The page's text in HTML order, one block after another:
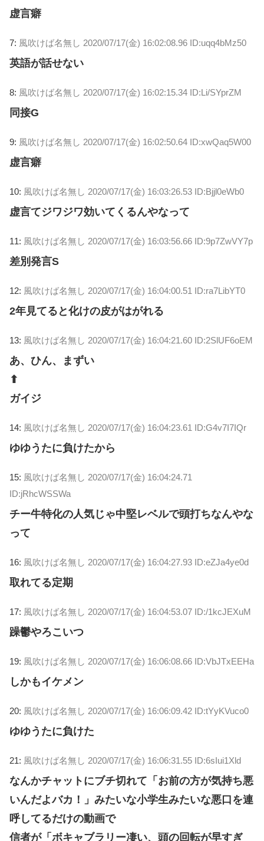
虚言癖
7: 風吹けば名無し 2020/07/17(金) 16:02:08.96 ID:uqq4bMz50
英語が話せない
8: 風吹けば名無し 2020/07/17(金) 16:02:15.34 ID:Li/SYprZM
同接G
9: 風吹けば名無し 2020/07/17(金) 16:02:50.64 ID:xwQaq5W00
虚言癖
10: 風吹けば名無し 2020/07/17(金) 16:03:26.53 ID:Bjjl0eWb0
虚言てジワジワ効いてくるんやなって
11: 風吹けば名無し 2020/07/17(金) 16:03:56.66 ID:9p7ZwVY7p
差別発言S
12: 風吹けば名無し 2020/07/17(金) 16:04:00.51 ID:ra7LibYT0
2年見てると化けの皮がはがれる
13: 風吹けば名無し 2020/07/17(金) 16:04:21.60 ID:2SlUF6oEM
あ、ひん、まずい
⬆
ガイジ
14: 風吹けば名無し 2020/07/17(金) 16:04:23.61 ID:G4v7I7IQr
ゆゆうたに負けたから
15: 風吹けば名無し 2020/07/17(金) 16:04:24.71
ID:jRhcWSSWa
チー牛特化の人気じゃ中堅レベルで頭打ちなんやな
って
16: 風吹けば名無し 2020/07/17(金) 16:04:27.93 ID:eZJa4ye0d
取れてる定期
17: 風吹けば名無し 2020/07/17(金) 16:04:53.07 ID:/1kcJEXuM
躁鬱やろこいつ
19: 風吹けば名無し 2020/07/17(金) 16:06:08.66 ID:VbJTxEEHa
しかもイケメン
20: 風吹けば名無し 2020/07/17(金) 16:06:09.42 ID:tYyKVuco0
ゆゆうたに負けた
21: 風吹けば名無し 2020/07/17(金) 16:06:31.55 ID:6sIui1Xld
なんかチャットにブチ切れて「お前の方が気持ち悪
いんだよバカ！」みたいな小学生みたいな悪口を連
呼してるだけの動画で
信者が「ボキャブラリー凄い、頭の回転が早すぎ